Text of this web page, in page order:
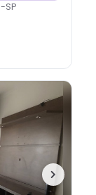
SP